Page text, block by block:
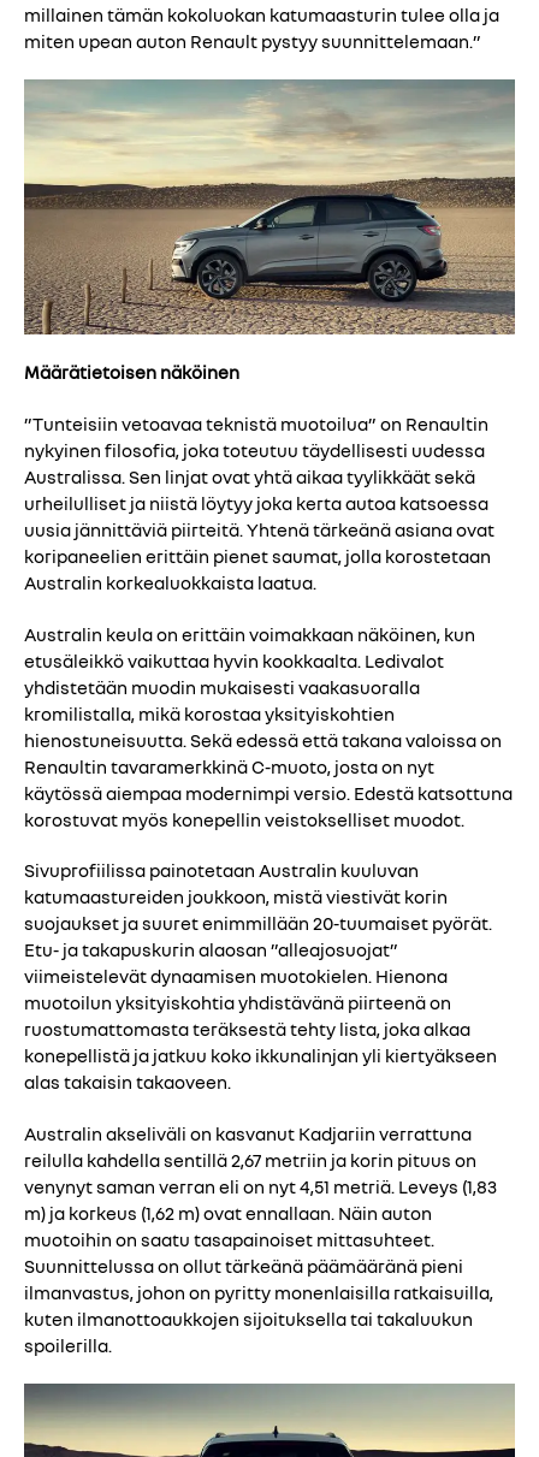
millainen tämän kokoluokan katumaasturin tulee olla ja
miten upean auton Renault pystyy suunnittelemaan.”
Määrätietoisen näköinen
”Tunteisiin vetoavaa teknistä muotoilua” on Renaultin
nykyinen filosofia, joka toteutuu täydellisesti uudessa
Australissa. Sen linjat ovat yhtä aikaa tyylikkäät sekä
urheilulliset ja niistä löytyy joka kerta autoa katsoessa
uusia jännittäviä piirteitä. Yhtenä tärkeänä asiana ovat
koripaneelien erittäin pienet saumat, jolla korostetaan
Australin korkealuokkaista laatua.
Australin keula on erittäin voimakkaan näköinen, kun
etusäleikkö vaikuttaa hyvin kookkaalta. Ledivalot
yhdistetään muodin mukaisesti vaakasuoralla
kromilistalla, mikä korostaa yksityiskohtien
hienostuneisuutta. Sekä edessä että takana valoissa on
Renaultin tavaramerkkinä C-muoto, josta on nyt
käytössä aiempaa modernimpi versio. Edestä katsottuna
korostuvat myös konepellin veistokselliset muodot.
Sivuprofiilissa painotetaan Australin kuuluvan
katumaastureiden joukkoon, mistä viestivät korin
suojaukset ja suuret enimmillään 20-tuumaiset pyörät.
Etu- ja takapuskurin alaosan ”alleajosuojat”
viimeistelevät dynaamisen muotokielen. Hienona
muotoilun yksityiskohtia yhdistävänä piirteenä on
ruostumattomasta teräksestä tehty lista, joka alkaa
konepellistä ja jatkuu koko ikkunalinjan yli kiertyäkseen
alas takaisin takaoveen.
Australin akseliväli on kasvanut Kadjariin verrattuna
reilulla kahdella sentillä 2,67 metriin ja korin pituus on
venynyt saman verran eli on nyt 4,51 metriä. Leveys (1,83
m) ja korkeus (1,62 m) ovat ennallaan. Näin auton
muotoihin on saatu tasapainoiset mittasuhteet.
Suunnittelussa on ollut tärkeänä päämääränä pieni
ilmanvastus, johon on pyritty monenlaisilla ratkaisuilla,
kuten ilmanottoaukkojen sijoituksella tai takaluukun
spoilerilla.